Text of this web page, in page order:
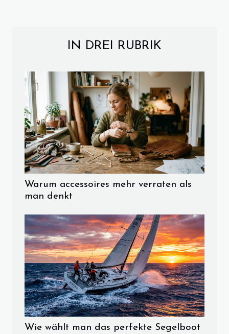
IN DREI RUBRIK
Warum accessoires mehr verraten als
man denkt
Wie wählt man das perfekte Segelboot